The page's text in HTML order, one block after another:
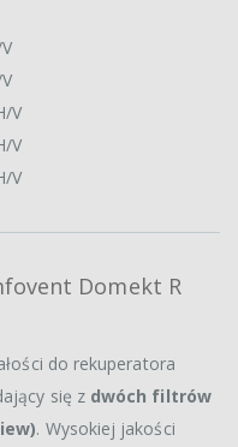
V
V
V
Domekt R
do rekuperatora
się z dwóch filtrów
. Wysokiej jakości